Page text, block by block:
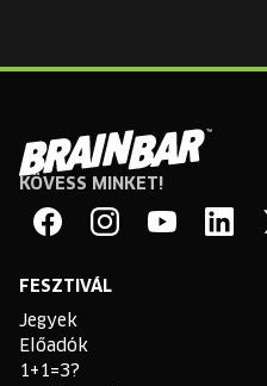
Brain
Bar
KÖVESS MINKET!
FESZTIVÁL
Jegyek
Előadók
1+1=3?